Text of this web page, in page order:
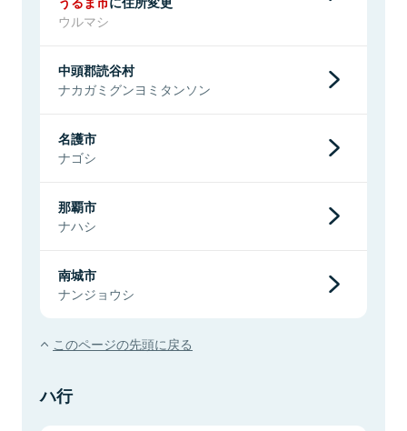
ウルマシ
中頭郡読谷村
ナカガミグンヨミタンソン
名護市
ナゴシ
那覇市
ナハシ
南城市
ナンジョウシ
このページの先頭に戻る
ハ行